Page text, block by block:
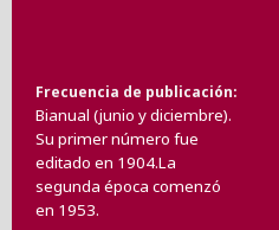
Frecuencia de publicación
Bianual (junio y diciembre).
Su primer número fue
editado en 1904.La
segunda época comenzó
en 1953.